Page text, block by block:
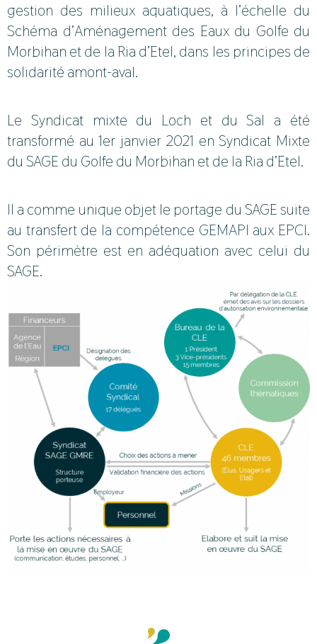
gestion des milieux aquatiques, à l’échelle du
Schéma d’Aménagement des Eaux du Golfe du
Morbihan et de la Ria d’Etel, dans les principes de
solidarité amont-aval.
Le Syndicat mixte du Loch et du Sal a été
transformé au 1er janvier 2021 en Syndicat Mixte
du SAGE du Golfe du Morbihan et de la Ria d’Etel.
Il a comme unique objet le portage du SAGE suite
au transfert de la compétence GEMAPI aux EPCI.
Son périmètre est en adéquation avec celui du
SAGE.